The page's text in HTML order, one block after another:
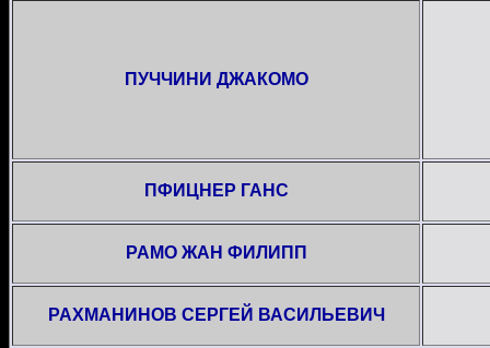
ПУЧЧИНИ ДЖАКОМО
ПФИЦНЕР ГАНС
РАМО ЖАН ФИЛИПП
РАХМАНИНОВ СЕРГЕЙ ВАСИЛЬЕВИЧ